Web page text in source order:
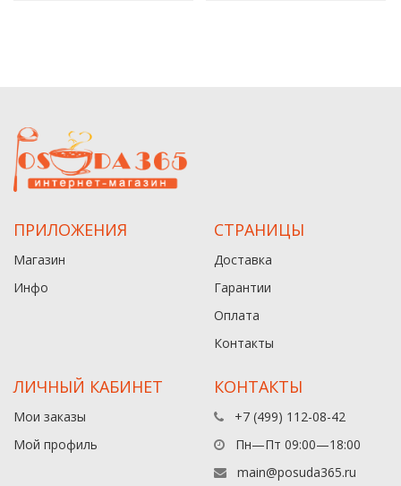
ПРИЛОЖЕНИЯ
Магазин
Инфо
СТРАНИЦЫ
Доставка
Гарантии
Оплата
Контакты
ЛИЧНЫЙ КАБИНЕТ
Мои заказы
Мой профиль
КОНТАКТЫ
+7 (499) 112-08-42
Пн—Пт 09:00—18:00
main@posuda365.ru